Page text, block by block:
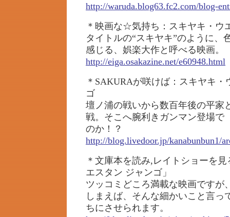
http://waruda.blog63.fc2.com/blog-
＊映画な☆気持ち：スキヤキ・ウ
タイトルの“スキヤキ”のように、
感じる、娯楽大作と呼べる映画。
http://eiga.osakazine.net/e60948.html
＊SAKURAが咲けば：スキヤキ
ゴ
壇ノ浦の戦いから数百年後の平家
戦。そこへ腕利きガンマン登場
のか！？
http://blog.livedoor.jp/kanabunbun1/
＊文庫本を読み,レイトショーを
エスタン ジャンゴ」
ツッコミどころ満載な映画ですが
しまえば、そんな細かいこと言っ
ちにさせられます。